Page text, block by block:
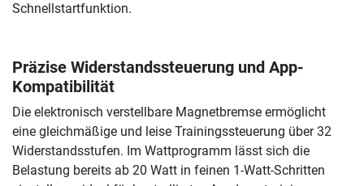
Schnellstartfunktion.
Präzise Widerstandssteuerung und App-
Kompatibilität
Die elektronisch verstellbare Magnetbremse ermöglicht
eine gleichmäßige und leise Trainingssteuerung über 32
Widerstandsstufen. Im Wattprogramm lässt sich die
Belastung bereits ab 20 Watt in feinen 1-Watt-Schritten